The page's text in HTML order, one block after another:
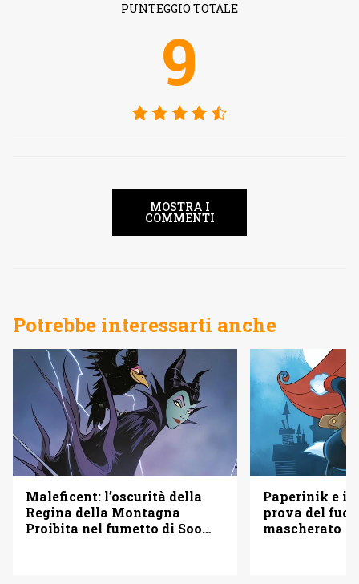
PUNTEGGIO TOTALE
9
MOSTRA I
COMMENTI
Potrebbe interessarti anche
Maleficent: l’oscurità della
Regina della Montagna
Proibita nel fumetto di Soo
Paperinik e i
prova del
mascherato